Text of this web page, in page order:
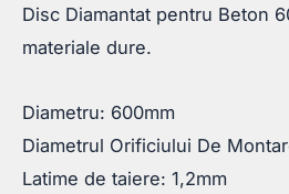
Disc Diamantat pentru Beton
materiale dure.
Diametru: 600mm
Diametrul Orificiului De
Latime de taiere: 1,2mm